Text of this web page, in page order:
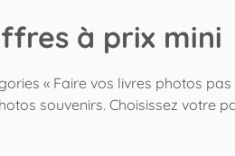
à prix mini
« Faire vos livres photos pas
souvenirs. Choisissez votre